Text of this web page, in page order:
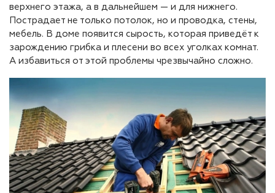
верхнего этажа, а в дальнейшем — и для нижнего.
Пострадает не только потолок, но и проводка, стены,
мебель. В доме появится сырость, которая приведёт к
зарождению грибка и плесени во всех уголках комнат.
А избавиться от этой проблемы чрезвычайно сложно.